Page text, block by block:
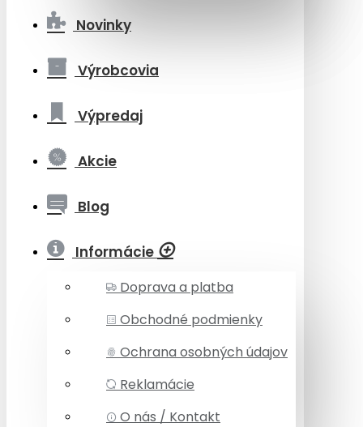
Novinky
Výrobcovia
Výpredaj
Akcie
Blog
Informácie
Doprava a platba
Obchodné podmienky
Ochrana osobných údajov
Reklamácie
O nás / Kontakt